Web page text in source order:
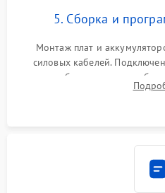
5. Сборка и
Монтаж плат и
силовых кабелей.
калибровки констант
срабатывания AVR и